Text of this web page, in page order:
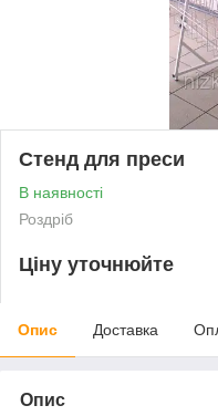
Стенд для преси
В наявності
Роздріб
Ціну уточнюйте
Опис Доставка
Опис